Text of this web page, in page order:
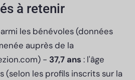
à retenir
les bénévoles (données
auprès de la
- 37,7 ans : l'âge
(selon les profils inscrits sur la